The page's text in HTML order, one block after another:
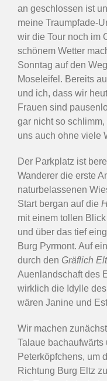
an geschlossen ist
meine Traumpfade-
wir die Tour noch im
schönem Wetter
Sonntag auf den
Moseleifel. Bereits
und ich, dass wir
Frauen sind
gar nicht so
uns auch ohne viele
Der Parkplatz ist
Wanderer die erste
naturbelassenen
Start bergan auf die
mit einem tollen
und über das tief
Burg Pyrmont. Auf
durch den Gräflich
Auenlandschaft des
wirklich die Idylle
wären Janine und
Wir machen
Talaue
Peterköpfchens, um
Richtung Burg Eltz